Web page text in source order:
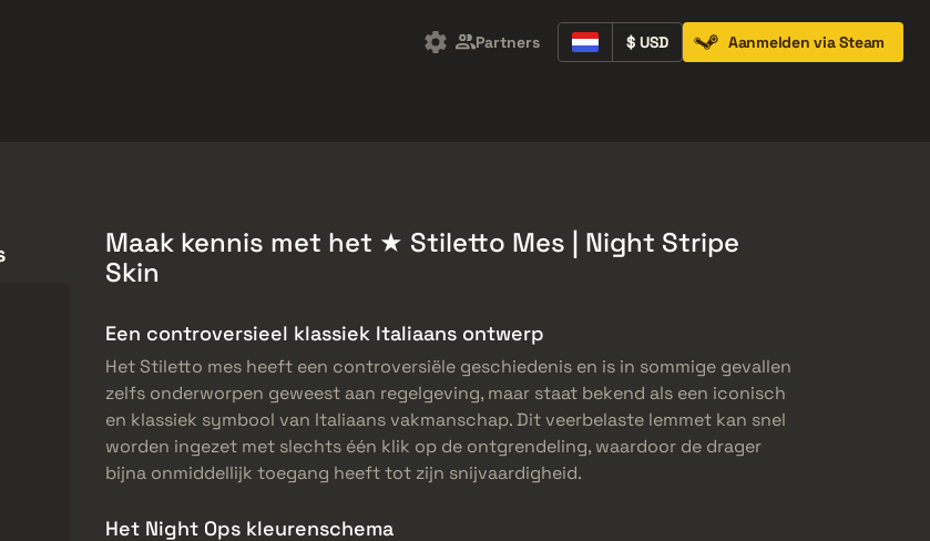
Partners $ USD Aanmelden via Steam
Maak kennis met het ★ Stiletto Mes | Night Stripe
Skin
Een controversieel klassiek Italiaans ontwerp
Het Stiletto mes heeft een controversiële geschiedenis en is in sommige gevallen
zelfs onderworpen geweest aan regelgeving, maar staat bekend als een iconisch
en klassiek symbool van Italiaans vakmanschap. Dit veerbelaste lemmet kan snel
worden ingezet met slechts één klik op de ontgrendeling, waardoor de drager
bijna onmiddellijk toegang heeft tot zijn snijvaardigheid.
Het Night Ops kleurenschema